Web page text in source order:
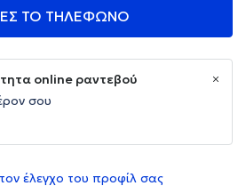
ΤΟ ΤΗΛΕΦΩΝΟ
online ραντεβού
σου
έλεγχο του προφίλ σας